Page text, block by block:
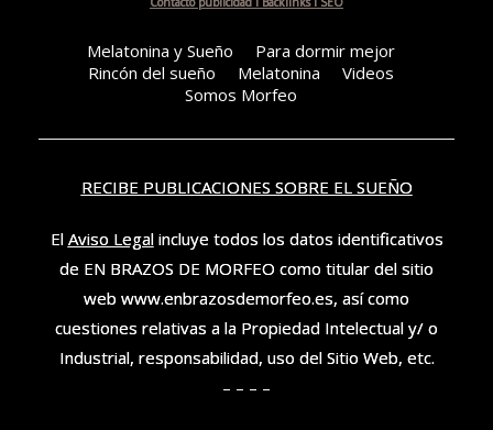
Melatonina y Sueño
Para dormir mejor
Rincón del sueño
Melatonina
Videos
Somos Morfeo
RECIBE PUBLICACIONES SOBRE EL SUEÑO
El Aviso Legal incluye todos los datos identificativos
de EN BRAZOS DE MORFEO como titular del sitio
web www.enbrazosdemorfeo.es, así como
cuestiones relativas a la Propiedad Intelectual y/ o
Industrial, responsabilidad, uso del Sitio Web, etc.
– – – –